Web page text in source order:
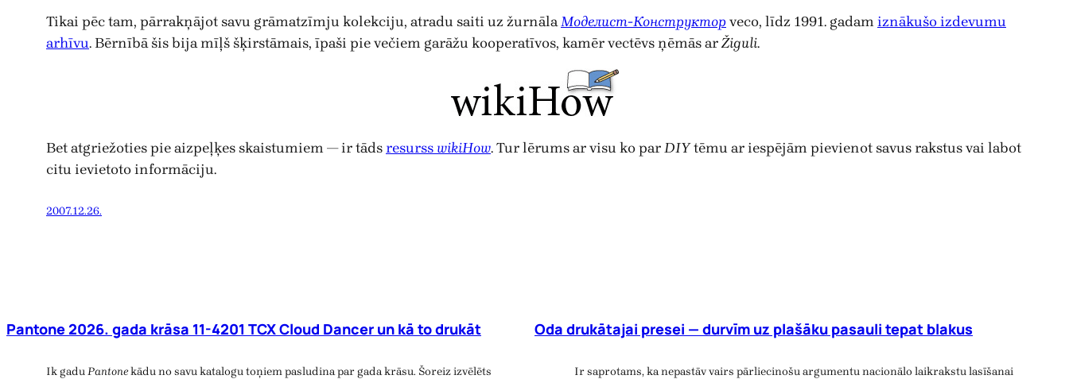
Tikai pēc tam, pārrakņājot savu grāmatzīmju kolekciju, atradu saiti uz žurnālaМоделист-Конструкторveco, līdz 1991. gadamiznākušo izdevumu
arhīvu. Bērnībā šis bija mīļš šķirstāmais, īpaši pie večiem garāžu kooperatīvos, kamēr vectēvs ņēmās arŽiguli.
Bet atgriežoties pie aizpeļķes skaistumiem — ir tāds resurss wikiHow. Tur lērums ar visu ko parDIYtēmu ar iespējām pievienot savus rakstus vai labot
citu ievietoto informāciju.
2007.12.26.
Pantone 2026. gada krāsa 11-4201 TCX Cloud Dancer un kā to drukāt
Ik gaduPantonekādu no savu katalogu toņiem pasludina par gada krāsu. Šoreiz izvēlēts
Oda drukātajai presei — durvīm uz plašāku pasauli tepat blakus
Ir saprotams, ka nepastāv vairs pārliecinošu argumentu nacionālo laikrakstu lasīšanai